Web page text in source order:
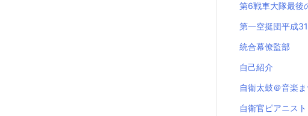
第6戦車大隊最後
第一空挺団平成
統合幕僚監部
自己紹介
自衛太鼓＠音楽ま
自衛官ピアニス